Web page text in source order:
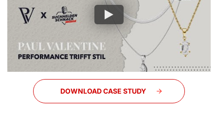
DOWNLOAD CASE STUDY